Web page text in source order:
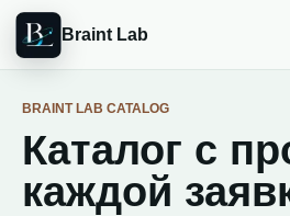
Braint Lab
BRAINT LAB CATALOG
Каталог с
каждой